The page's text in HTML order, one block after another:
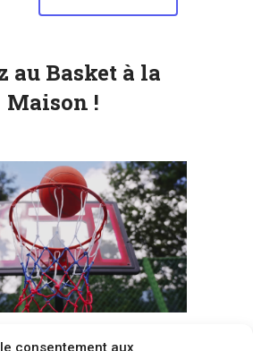
consentement aux
au Basket à la
Maison !